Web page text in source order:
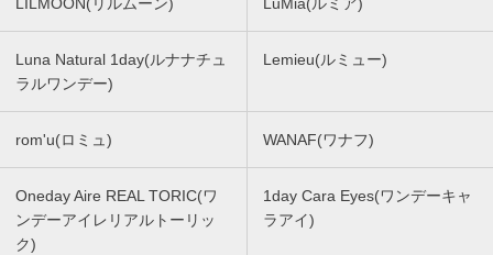
LILMOON(リルムーン) LuMia(ルミア)
Luna Natural 1day(ルナナチュ
ラルワンデー)
Lemieu(ルミュー)
rom'u(ロミュ) WANAF(ワナフ)
Oneday Aire REAL TORIC(ワ
ンデーアイレリアルトーリッ
ク)
1day Cara Eyes(ワンデーキャ
ラアイ)